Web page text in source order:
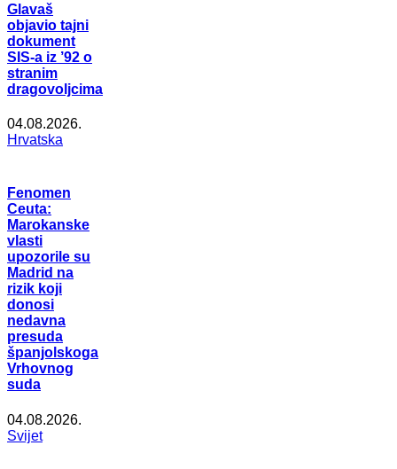
Glavaš
objavio tajni
dokument
SIS-a iz ’92 o
stranim
dragovoljcima
04.08.2026.
Hrvatska
Fenomen
Ceuta:
Marokanske
vlasti
upozorile su
Madrid na
rizik koji
donosi
nedavna
presuda
španjolskoga
Vrhovnog
suda
04.08.2026.
Svijet